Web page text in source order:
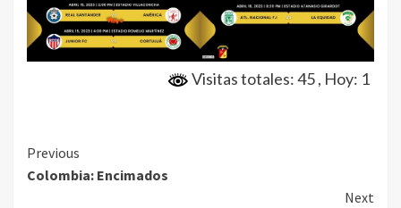
Visitas totales: 45, Hoy: 1
Continue
Reading
Previous
Colombia: Encimados
Next